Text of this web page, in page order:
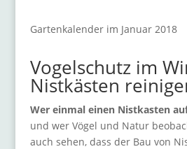
Gartenkalender im Januar 2018
Vogelschutz im
Nistkästen
Wer einmal einen Nistkasten
und wer Vögel und Natur
auch sehen, dass der Bau von